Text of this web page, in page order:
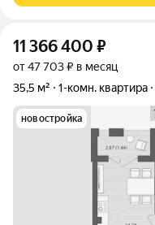
11 366 400 ₽
от 47 703 ₽ в месяц
35,5 м²
1-комн. квартира
новостройка